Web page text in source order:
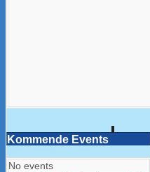
Kommende Events
No events